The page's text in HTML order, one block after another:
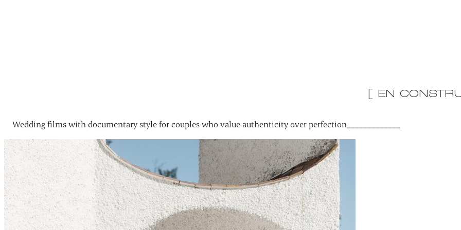
[ EN
Wedding films with documentary style for couples who value authenticity over perfection_____________